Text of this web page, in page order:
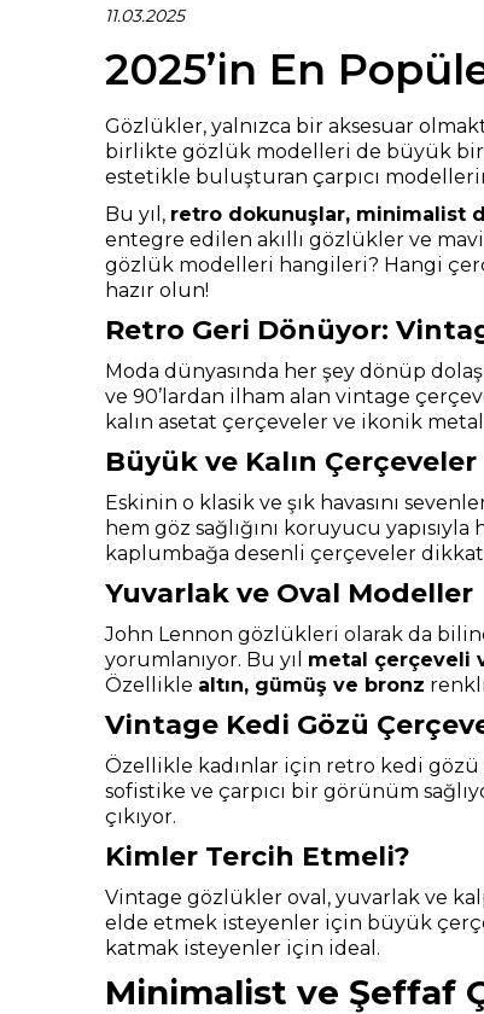
11.03.2025
2025’in En
Gözlükler, yalnızca bir aksesuar
birlikte gözlük modelleri de büyük bir
estetikle buluşturan çarpıcı
Bu yıl, retro dokunuşlar, minimalist
entegre edilen akıllı gözlükler ve
gözlük modelleri hangileri? Hangi
hazır olun!
Retro Geri Dönüyor:
Moda dünyasında her şey dönüp
ve 90’lardan ilham alan vintage
kalın asetat çerçeveler ve ikonik
Büyük ve Kalın Çerçeveler
Eskinin o klasik ve şık havasını
hem göz sağlığını koruyucu yapısıyla
kaplumbağa desenli çerçeveler
Yuvarlak ve Oval Modeller
John Lennon gözlükleri olarak da
yorumlanıyor. Bu yıl metal çerçeveli
Özellikle altın, gümüş ve bronz
Vintage Kedi Gözü
Özellikle kadınlar için retro kedi gözü
sofistike ve çarpıcı bir görünüm
çıkıyor.
Kimler Tercih Etmeli?
Vintage gözlükler oval, yuvarlak ve
elde etmek isteyenler için büyük
katmak isteyenler için ideal.
Minimalist ve Şeffaf